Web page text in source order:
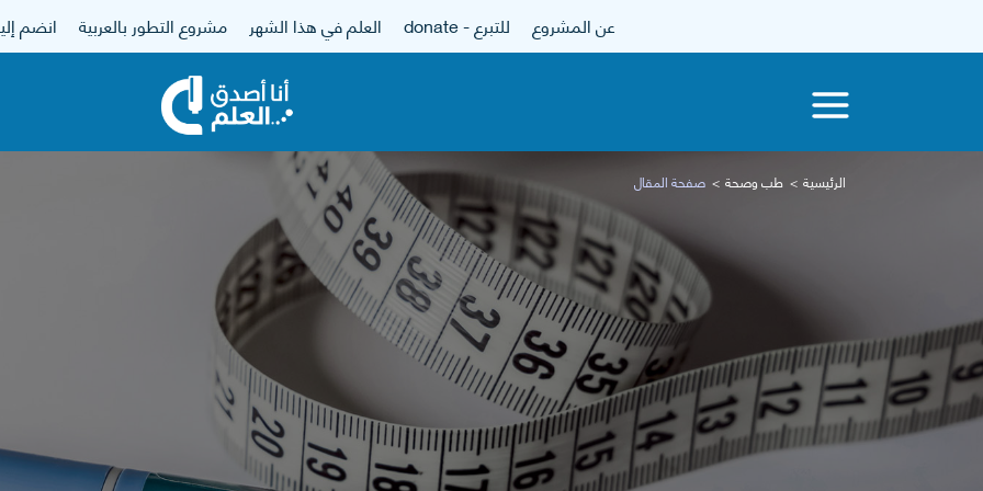
عن المشروع للتبرع - donate العلم في هذا الشهر مشروع التطور بالعربية انضم
الرئيسية طب وصحة صفحة المقال